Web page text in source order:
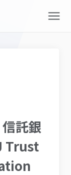
託銀
Trust